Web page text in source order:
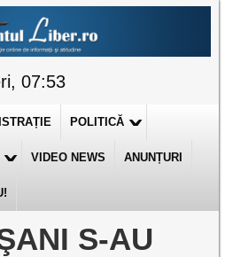
07:53
POLITICĂ
VIDEO NEWS ANUNȚURI
S-AU